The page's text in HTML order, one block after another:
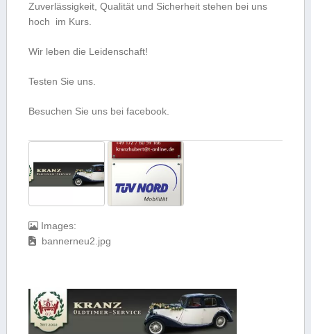
Zuverlässigkeit, Qualität und Sicherheit stehen bei uns
hoch im Kurs.
Wir leben die Leidenschaft!
Testen Sie uns.
Besuchen Sie uns bei facebook.
Images:
bannerneu2.jpg